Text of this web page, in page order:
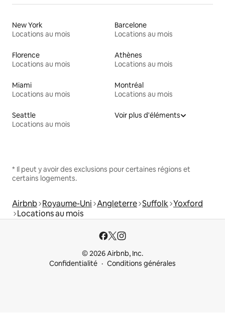
New York
Locations au mois
Barcelone
Locations au mois
Florence
Locations au mois
Athènes
Locations au mois
Miami
Locations au mois
Montréal
Locations au mois
Seattle
Locations au mois
Voir plus d'éléments
* Il peut y avoir des exclusions pour certaines régions et
certains logements.
Airbnb Royaume-Uni Angleterre Suffolk Yoxford
Locations au mois
© 2026 Airbnb, Inc.
Confidentialité
Conditions générales